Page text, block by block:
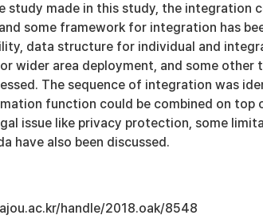
study made in this study, the integration
some framework for integration has
data structure for individual and
wider area deployment, and some other
The sequence of integration was
function could be combined on top
issue like privacy protection, some
have also been discussed.
handle/2018.oak/8548